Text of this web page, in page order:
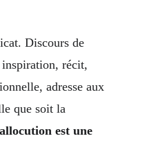
Discours de
récit,
adresse aux
que soit la
est une